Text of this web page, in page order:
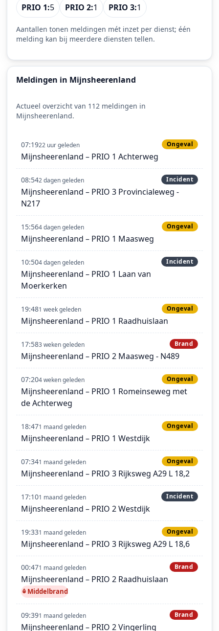
PRIO 1:5 PRIO 2:1 PRIO 3:1
Aantallen tonen meldingen mét inzet per dienst; één
melding kan bij meerdere diensten tellen.
Meldingen in Mijnsheerenland
Actueel overzicht van 112 meldingen in
Mijnsheerenland.
07:1922 uur geleden Ongeval
Mijnsheerenland – PRIO 1 Achterweg
08:542 dagen geleden Incident
Mijnsheerenland – PRIO 3 Provincialeweg -
N217
15:564 dagen geleden Ongeval
Mijnsheerenland – PRIO 1 Maasweg
10:504 dagen geleden Incident
Mijnsheerenland – PRIO 1 Laan van
Moerkerken
19:481 week geleden Ongeval
Mijnsheerenland – PRIO 1 Raadhuislaan
17:583 weken geleden Brand
Mijnsheerenland – PRIO 2 Maasweg - N489
07:204 weken geleden Ongeval
Mijnsheerenland – PRIO 1 Romeinseweg met
de Achterweg
18:471 maand geleden Ongeval
Mijnsheerenland – PRIO 1 Westdijk
07:341 maand geleden Ongeval
Mijnsheerenland – PRIO 3 Rijksweg A29 L 18,2
17:101 maand geleden Incident
Mijnsheerenland – PRIO 2 Westdijk
19:331 maand geleden Ongeval
Mijnsheerenland – PRIO 3 Rijksweg A29 L 18,6
00:471 maand geleden Brand
Mijnsheerenland – PRIO 2 Raadhuislaan
Middelbrand
09:391 maand geleden Brand
Mijnsheerenland – PRIO 2 Vingerling